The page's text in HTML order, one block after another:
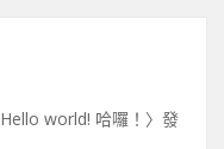
Hello world! 哈囉！ 〉發